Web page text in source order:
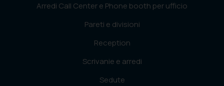
Arredi Call Center e Phone booth per ufficio
Pareti e divisioni
Reception
Scrivanie e arredi
Sedute